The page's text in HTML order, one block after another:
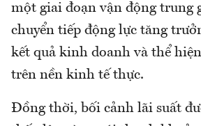
một giai đoạn vận động trung
chuyển tiếp động lực tăng
kết quả kinh doanh và thể
trên nền kinh tế thực.
Đồng thời, bối cảnh lãi suất